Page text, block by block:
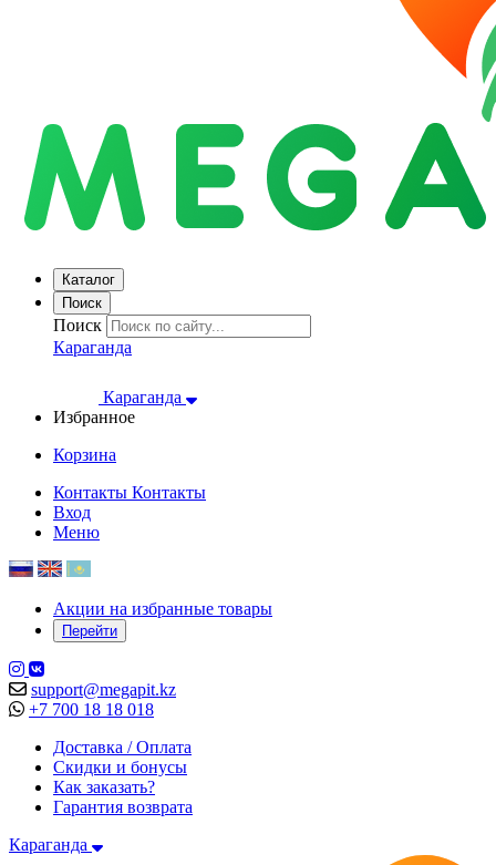
Каталог
Поиск
Поиск
Караганда
Караганда
Избранное
Корзина
Контакты Контакты
Вход
Меню
Акции на избранные товары
Перейти
support@megapit.kz
+7 700 18 18 018
Доставка / Оплата
Скидки и бонусы
Как заказать?
Гарантия возврата
Караганда